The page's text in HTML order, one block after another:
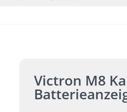
Victron M8